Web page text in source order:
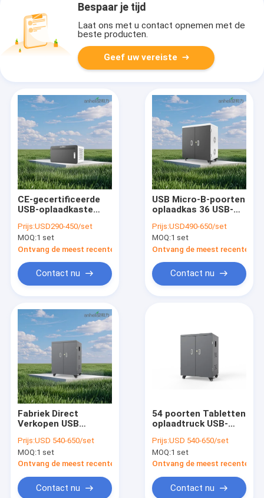
Bespaar je tijd
Laat ons met u contact opnemen met de
beste producten.
Geef uw vereiste
CE-gecertificeerde
USB-oplaadkaste
Prijs:USD290-450/set
MOQ:1 set
Ontvang de meest recente Prijs
Contact nu
USB Micro-B-poorten
oplaadkas 36 USB-
Prijs:USD490-650/set
MOQ:1 set
Ontvang de meest recente
Contact nu
Fabriek Direct
Verkopen USB
oplaadmandje
Prijs:USD 540-650/set
MOQ:1 set
Ontvang de meest recente Prijs
Contact nu
54 poorten Tabletten
oplaadtruck USB-
Prijs:USD 540-650/set
MOQ:1 set
Ontvang de meest recente
Contact nu